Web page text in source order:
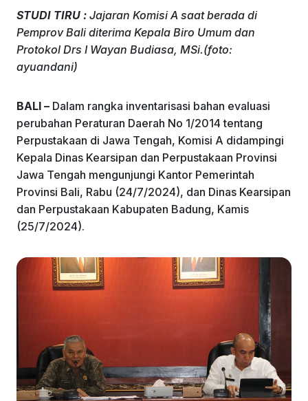
c
e
b
o
k
k
e
at
s
p
e
gr
ai
l
ar
e
STUDI TIRU : Jajaran Komisi A saat berada di
Pemprov Bali diterima Kepala Biro Umum dan
Protokol Drs I Wayan Budiasa, MSi.(foto:
ayuandani)
BALI – Dalam rangka inventarisasi bahan evaluasi
perubahan Peraturan Daerah No 1/2014 tentang
Perpustakaan di Jawa Tengah, Komisi A didampingi
Kepala Dinas Kearsipan dan Perpustakaan Provinsi
Jawa Tengah mengunjungi Kantor Pemerintah
Provinsi Bali, Rabu (24/7/2024), dan Dinas Kearsipan
dan Perpustakaan Kabupaten Badung, Kamis
(25/7/2024).